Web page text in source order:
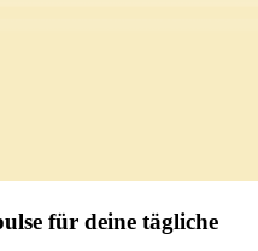
für deine tägliche